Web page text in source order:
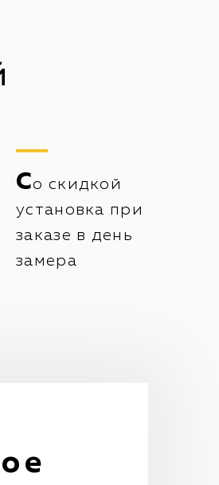
Со скидкой
установка при
заказе в день
замера